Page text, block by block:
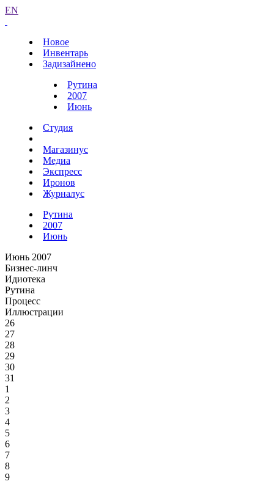
EN
Новое
Инвентарь
Задизайнено
Рутина
2007
Июнь
Студия
Магазинус
Медиа
Экспресс
Иронов
Журналус
Рутина
2007
Июнь
Июнь 2007
Бизнес-линч
Идиотека
Рутина
Процесс
Иллюстрации
26
27
28
29
30
31
1
2
3
4
5
6
7
8
9